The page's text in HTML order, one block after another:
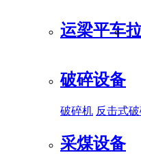
运梁平车
破碎设备
破碎机 反击式
采煤设备